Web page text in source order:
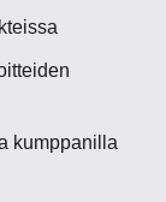
kumppanilla